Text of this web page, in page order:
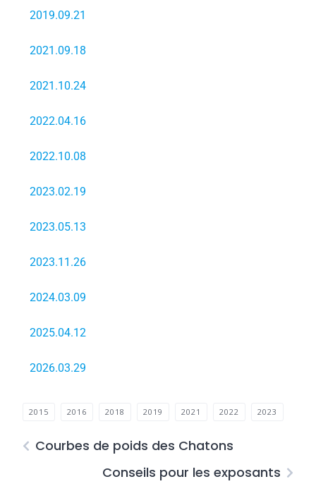
2019.09.21
2021.09.18
2021.10.24
2022.04.16
2022.10.08
2023.02.19
2023.05.13
2023.11.26
2024.03.09
2025.04.12
2026.03.29
2015 2016 2018 2019 2021 2022 2023
Courbes de poids des Chatons
Conseils pour les exposants